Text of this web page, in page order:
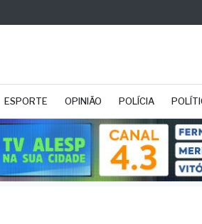
ESPORTE OPINIÃO POLÍCIA